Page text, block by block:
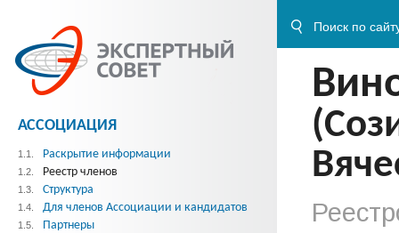
АССОЦИАЦИЯ
1.1. Раскрытие информации
1.2. Реестр членов
1.3. Структура
1.4. Для членов Ассоциации и кандидатов
1.5. Партнеры